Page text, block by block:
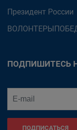
Президент России
ПОДПИШИТЕСЬ
ПОДПИСАТЬСЯ